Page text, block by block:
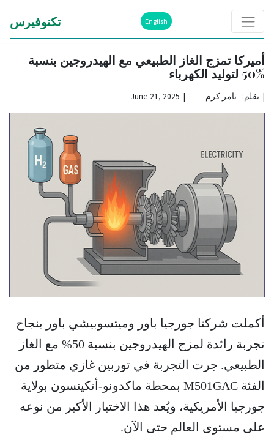
English تكنوفيرس
أميركا تمزج الغاز الطبيعي مع الهيدروجين بنسبة
%50 لتوليد الكهرباء
| بقلم: تامر كرم | June 21, 2025
أكملت شركتا جورجيا باور وميتسوبيشي باور بنجاح
تجربة رائدة لمزج الهيدروجين بنسبة 50% مع الغاز
الطبيعي. جرت التجربة في توربين غازي متطور من
الفئة M501GAC بمحطة ماكدونو-أتكينسون بولاية
جورجيا الأمريكية، ويُعد هذا الاختبار الأكبر من نوعه
على مستوى العالم حتى الآن.